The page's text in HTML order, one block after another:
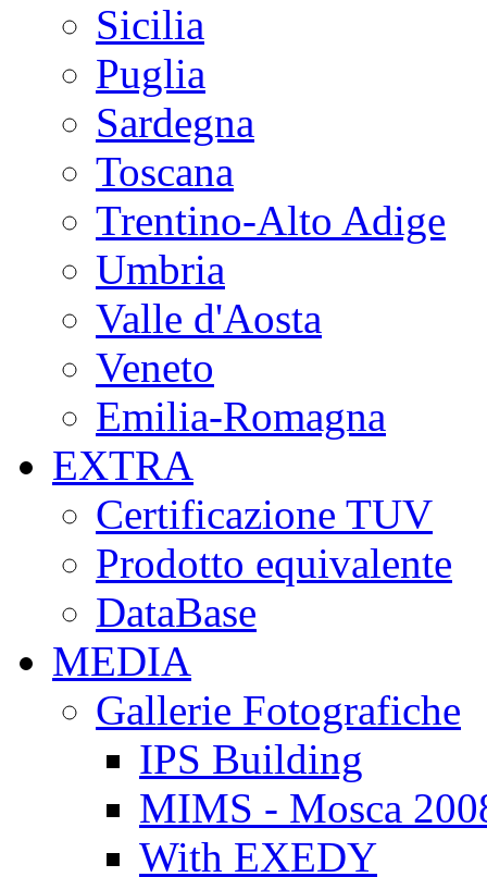
Sicilia
Puglia
Sardegna
Toscana
Trentino-Alto Adige
Umbria
Valle d'Aosta
Veneto
Emilia-Romagna
EXTRA
Certificazione TUV
Prodotto equivalente
DataBase
MEDIA
Gallerie Fotografiche
IPS Building
MIMS - Mosca
With EXEDY